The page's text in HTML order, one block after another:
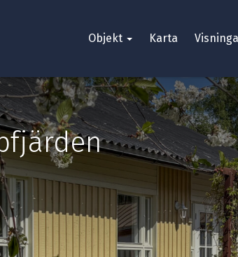
Objekt Karta